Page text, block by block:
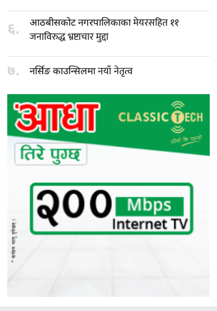
६. आठबीसकोट नगरपालिकाकामेयरसहित ११
जनाविरुद्ध भ्रष्टाचार मुद्दा
७. नर्सिङ काउन्सिलमानयाँ नेतृत्व